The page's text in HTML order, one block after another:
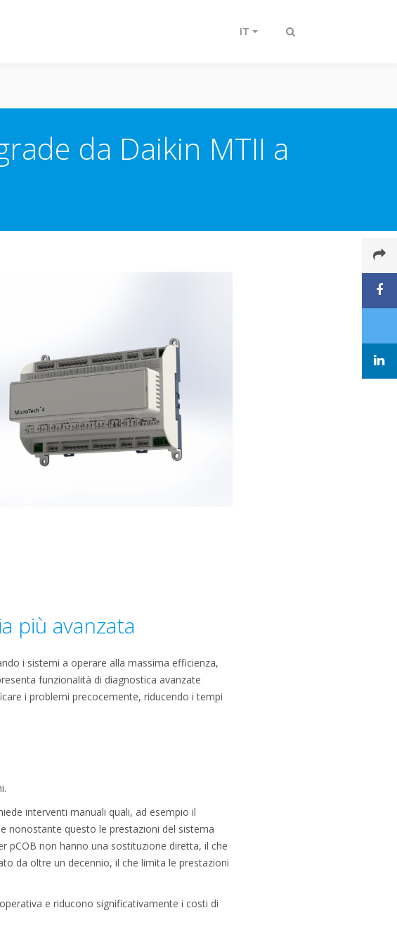
Attiva/disattiva
IT
da Daikin MTII a
più avanzata
i sistemi a operare alla massima efficienza,
funzionalità di diagnostica avanzate
i problemi precocemente, riducendo i tempi
interventi manuali quali, ad esempio il
nonostante questo le prestazioni del sistema
pCOB non hanno una sostituzione diretta, il che
da oltre un decennio, il che limita le prestazioni
e riducono significativamente i costi di